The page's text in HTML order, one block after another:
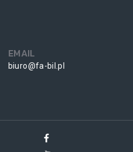
EMAIL
biuro@fa-bil.pl